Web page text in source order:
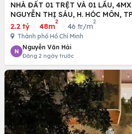
NHÀ ĐẤT 01 TRỆT VÀ 01 LẦU, 4MX12M Ở ĐƯỜNG
NGUYỄN THỊ SÁU, H. HÓC MÔN,
2.2 tỷ · 48m
2
· 46 tr/m
2
Thành phố Hồ Chí Minh
N
Nguyễn Văn Hải
Đăng 2 ngày trước